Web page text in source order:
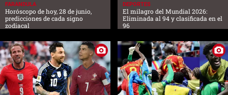
FARANDULA
Horóscopo de hoy, 28 de junio,
predicciones de cada signo
zodiacal
DEPORTES
El milagro del Mundial 2026:
Eliminada al 94 y clasificada en el
96